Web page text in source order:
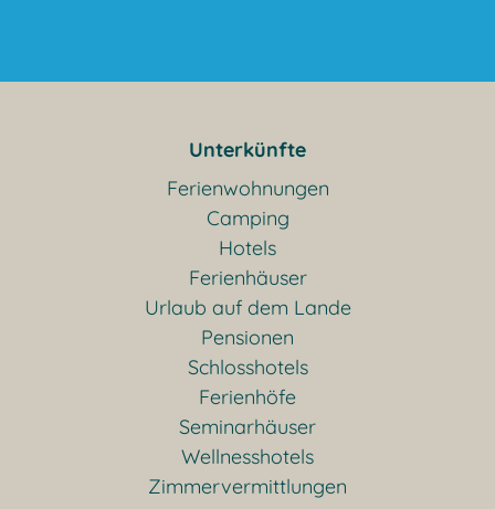
Unterkünfte
Ferienwohnungen
Camping
Hotels
Ferienhäuser
Urlaub auf dem Lande
Pensionen
Schlosshotels
Ferienhöfe
Seminarhäuser
Wellnesshotels
Zimmervermittlungen